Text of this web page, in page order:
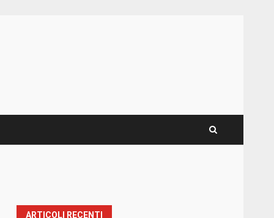
ARTICOLI RECENTI